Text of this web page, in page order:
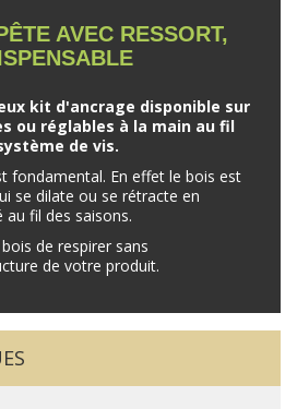
AVEC RESSORT,
kit d'ancrage disponible sur
ou réglables à la main au fil
de vis.
fondamental. En effet le bois est
se dilate ou se rétracte en
fil des saisons.
de respirer sans
de votre produit.